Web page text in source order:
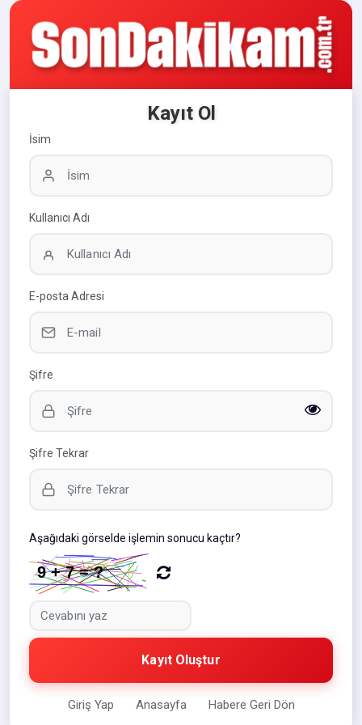
Kayıt Ol
İsim
Kullanıcı Adı
E-posta Adresi
Şifre
Şifre Tekrar
Aşağıdaki görselde işlemin sonucu kaçtır?
Kayıt Oluştur
Giriş Yap Anasayfa Habere Geri Dön